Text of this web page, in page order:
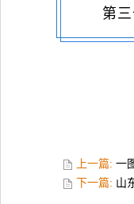
第
上一篇: 一
下一篇: 山